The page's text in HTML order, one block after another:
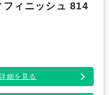
フィニッシュ 814
細を見る